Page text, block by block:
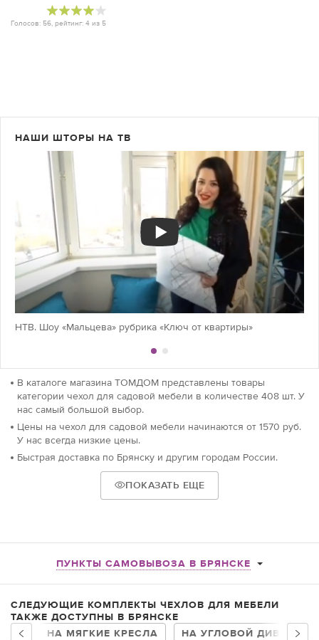
Голосов: 56, рейтинг: 4 из 5
НАШИ ШТОРЫ НА ТВ
НТВ. Шоу «Мальцева» рубрика «Ключ от квартиры»
В каталоге магазина ТОМДОМ представлены товары
категории чехол для садовой мебели в количестве 408 шт. У
нас самый большой выбор.
Цены на чехол для садовой мебели начинаются от 1570 руб.
У нас всегда низкие цены.
Быстрая доставка по Брянску и другим городам России.
ПОКАЗАТЬ ЕЩЕ
ПУНКТЫ САМОВЫВОЗА В БРЯНСКЕ
СЛЕДУЮЩИЕ КОМПЛЕКТЫ ЧЕХЛОВ ДЛЯ МЕБЕЛИ
ТАКЖЕ ДОСТУПНЫ В БРЯНСКЕ
НА МЯГКИЕ КРЕСЛА
НА УГЛОВОЙ ДИВАН